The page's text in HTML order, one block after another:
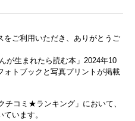
をご利用いただき、ありがとうご
生まれたら読む本」2024年10
ォトブックと写真プリントが掲載
チコミ★ランキング」において、
います。